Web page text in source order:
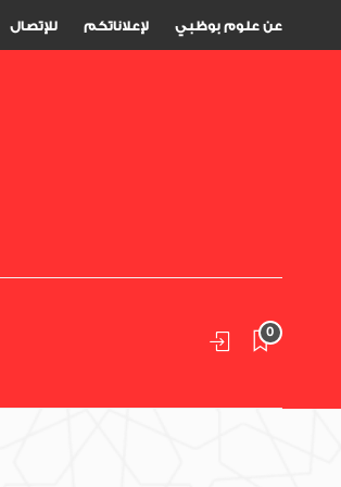
للإتصال لإعلاناتكم عن علوم بوظبي
0